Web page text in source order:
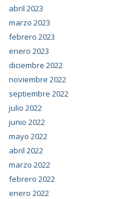
abril 2023
marzo 2023
febrero 2023
enero 2023
diciembre 2022
noviembre 2022
septiembre 2022
julio 2022
junio 2022
mayo 2022
abril 2022
marzo 2022
febrero 2022
enero 2022